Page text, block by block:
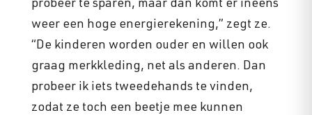
probeer te sparen, maar dan komt er ineens
weer een hoge energierekening,” zegt ze.
“De kinderen worden ouder en willen ook
graag merkkleding, net als anderen. Dan
probeer ik iets tweedehands te vinden,
zodat ze toch een beetje mee kunnen